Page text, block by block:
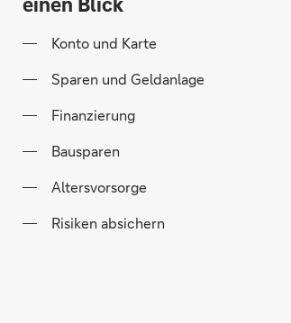
Konto und Karte
Sparen und Geldanlage
Finanzierung
Bausparen
Altersvorsorge
Risiken absichern